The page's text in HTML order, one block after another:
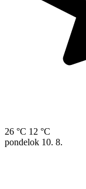
26 °C 12 °C
pondelok 10. 8.